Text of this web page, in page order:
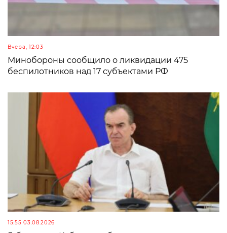
Вчера, 12:03
Минобороны сообщило о ликвидации 475
беспилотников над 17 субъектами РФ
15:55 03.08.2026